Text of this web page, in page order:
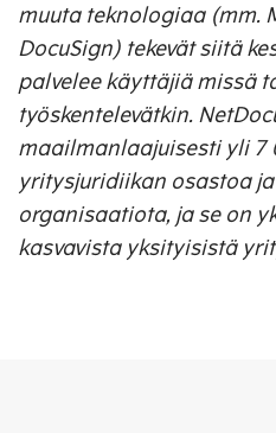
muuta teknologiaa (mm.
DocuSign) tekevät siitä
palvelee käyttäjiä missä
työskentelevätkin.
maailmanlaajuisesti yli 7
yritysjuridiikan osastoa
organisaatiota, ja se on
kasvavista yksityisistä